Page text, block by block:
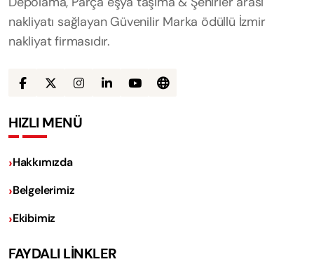
nakliyatı sağlayan Güvenilir Marka ödüllü İzmir
nakliyat firmasıdır.
HIZLI MENÜ
Hakkımızda
Belgelerimiz
Ekibimiz
FAYDALI LİNKLER